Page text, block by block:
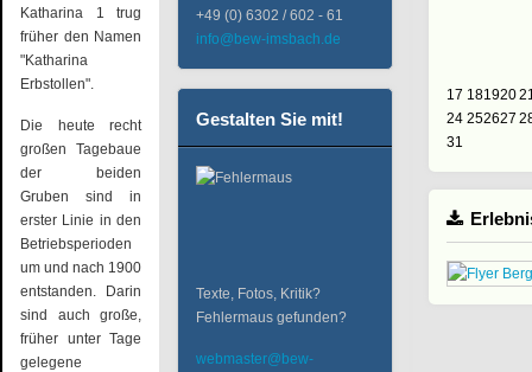
Katharina 1 trug
früher den Namen
"Katharina
Erbstollen".
Die heute recht
großen Tagebaue
der beiden
Gruben sind in
erster Linie in den
Betriebsperioden
um und nach 1900
entstanden. Darin
sind auch große,
früher unter Tage
gelegene
+49 (0) 6302 / 602 - 61
info@bew-imsbach.de
Gestalten Sie mit!
Texte, Fotos, Kritik?
Fehlermaus gefunden?
webmaster@bew-
17 181920
24 252627
31